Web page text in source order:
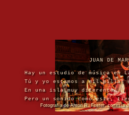
JUAN DE
Hay un estudio de música en
Tú y yo estamos a mil millas
En una isla muy diferente.
Pero un sonido como este,
Fotografía de Ahron R. Foster, cortesía